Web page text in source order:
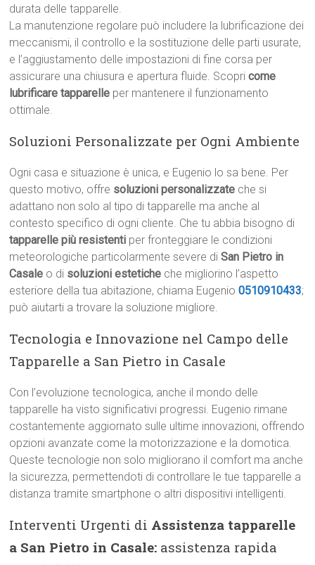
durata delle tapparelle.
La manutenzione regolare può includere la lubrificazione dei
meccanismi, il controllo e la sostituzione delle parti usurate,
e l’aggiustamento delle impostazioni di fine corsa per
assicurare una chiusura e apertura fluide. Scopricome
lubrificare tapparelle per mantenere il funzionamento
ottimale.
Soluzioni Personalizzate per Ogni Ambiente
Ogni casa e situazione è unica, e Eugenio lo sa bene. Per
questo motivo, offre soluzioni personalizzate che si
adattano non solo al tipo di tapparelle ma anche al
contesto specifico di ogni cliente. Che tu abbia bisogno di
tapparelle più resistenti per fronteggiare le condizioni
meteorologiche particolarmente severe diSan Pietro in
Casale o di soluzioni estetiche che migliorino l’aspetto
esteriore della tua abitazione, chiama Eugenio0510910433;
può aiutarti a trovare la soluzione migliore.
Tecnologia e Innovazione nel Campo delle
Tapparelle a San Pietro in Casale
Con l’evoluzione tecnologica, anche il mondo delle
tapparelle ha visto significativi progressi. Eugenio rimane
costantemente aggiornato sulle ultime innovazioni, offrendo
opzioni avanzate come la motorizzazione e la domotica.
Queste tecnologie non solo migliorano il comfort ma anche
la sicurezza, permettendoti di controllare le tue tapparelle a
distanza tramite smartphone o altri dispositivi intelligenti.
Interventi Urgenti di Assistenza tapparelle
a San Pietro in Casale: assistenza rapida